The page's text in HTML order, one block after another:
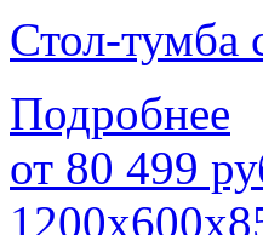
Стол-
Подробнее
от 80 499